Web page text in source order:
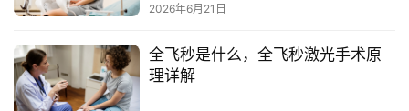
首
页
2026年6月21日
全飞秒是什么，全飞秒激光手术原
理详解